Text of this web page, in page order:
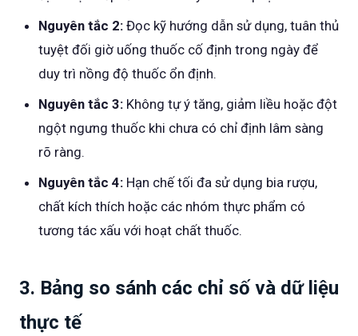
Nguyên tắc 2: Đọc kỹ hướng dẫn sử dụng, tuân thủ
tuyệt đối giờ uống thuốc cố định trong ngày để
duy trì nồng độ thuốc ổn định.
Nguyên tắc 3: Không tự ý tăng, giảm liều hoặc đột
ngột ngưng thuốc khi chưa có chỉ định lâm sàng
rõ ràng.
Nguyên tắc 4: Hạn chế tối đa sử dụng bia rượu,
chất kích thích hoặc các nhóm thực phẩm có
tương tác xấu với hoạt chất thuốc.
3. Bảng so sánh các chỉ số và dữ liệu
thực tế